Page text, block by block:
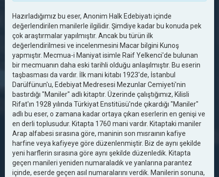
Hazırladığımız bu eser, Anonim Halk Edebiyatı içinde
değerlendirilen manilerle ilgilidir. Şimdiye kadar bu konuda pek
çok araştırmalar yapılmıştır. Ancak bu türün ilk
değerlendirilmesi ve incelenmesini Macar bilgini Kunoş
yapmıştır. Mecmua-i Maniyat isimle Raif Yelkenci'de bulunan
bir mecmuanın daha eski tarihli olduğu anlaşılmıştır. Bu eserin
taşbasması da vardır. İlk mani kitabı 1923'de, İstanbul
Darülfünun'u, Edebiyat Medresesi Mezunlar Cemiyeti'nin
bastırdığı "Maniler" adlı kitaptır. Üzerinde çalıştığımız, Kilisli
Rifat'ın 1928 yılında Türkiyat Enstitüsü'nde çıkardığı "Maniler"
adlı bu eser, o zamana kadar ortaya çıkan eserlerin en genişi ve
en derli toplusudur. Kitapta 1760 mani vardır. Kitaptaki maniler
Arap alfabesi sırasına göre, maninin son mısraının kafiye
harfine veya kafiyeye göre düzenlenmiştir. Biz de aynı şekilde
yeni harflerin sırasına göre aynı şekilde düzenledik. Kitapta
geçen manileri yeniden numaraladık ve yanlarına parantez
içinde, eserde geçen asıl numaralarını verdik. Manilerin sonuna,